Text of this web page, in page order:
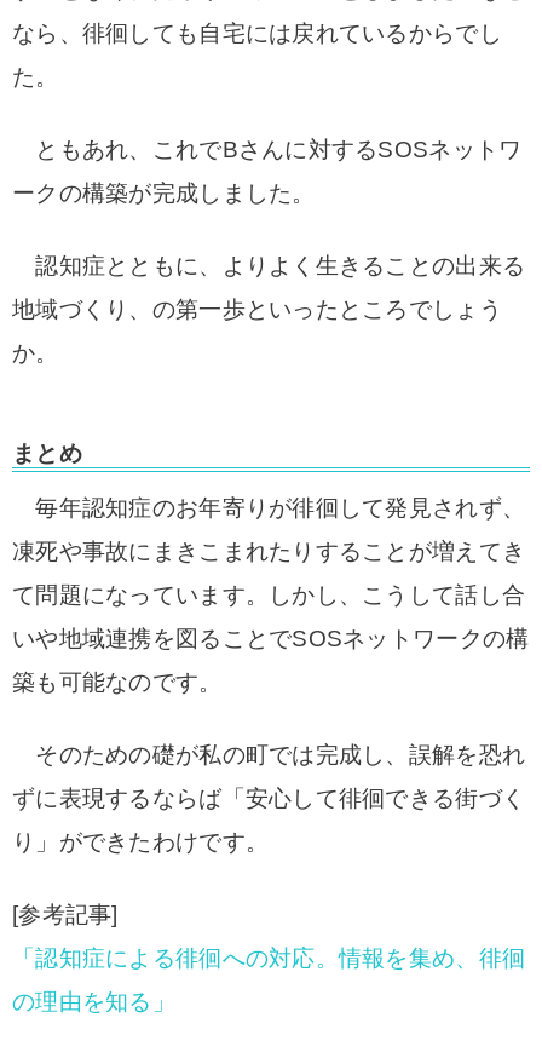
なら、徘徊しても自宅には戻れているからでし
た。
ともあれ、これでBさんに対するSOSネットワ
ークの構築が完成しました。
認知症とともに、よりよく生きることの出来る
地域づくり、の第一歩といったところでしょう
か。
まとめ
毎年認知症のお年寄りが徘徊して発見されず、
凍死や事故にまきこまれたりすることが増えてき
て問題になっています。しかし、こうして話し合
いや地域連携を図ることでSOSネットワークの構
築も可能なのです。
そのための礎が私の町では完成し、誤解を恐れ
ずに表現するならば「安心して徘徊できる街づく
り」ができたわけです。
[参考記事]
「認知症による徘徊への対応。情報を集め、徘徊
の理由を知る」